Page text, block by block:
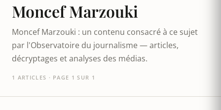
Moncef Marzouki
Moncef Marzouki : un contenu consacré à ce sujet
par l'Observatoire du journalisme — articles,
décryptages et analyses des médias.
1 ARTICLES · PAGE 1 SUR 1